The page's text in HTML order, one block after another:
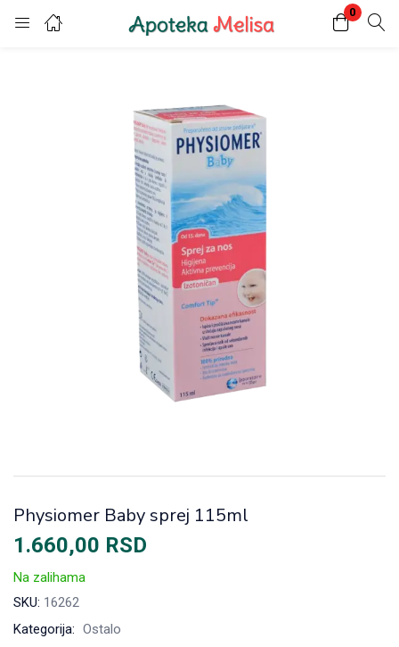
0
Login Register
Enter your username and password to login.
Physiomer Baby sprej 115ml
1.660,00 RSD
Na zalihama
SKU: 16262
Kategorija: Ostalo